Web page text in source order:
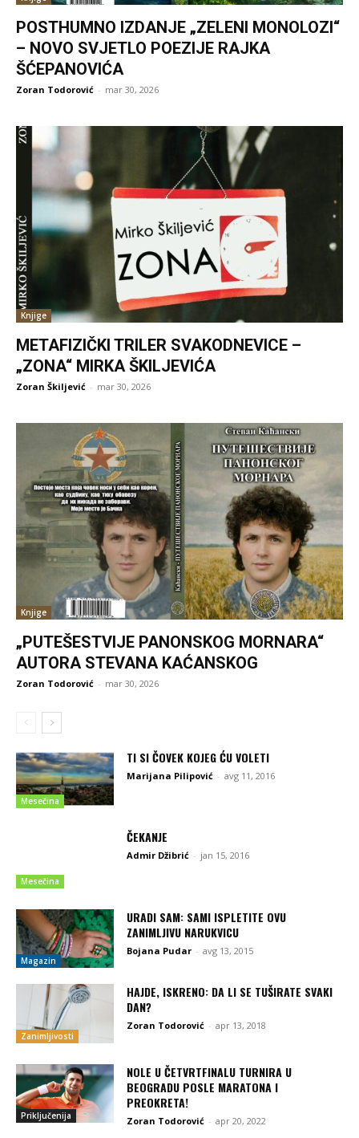
POSTHUMNO IZDANJE „ZELENI MONOLOZI“
– NOVO SVJETLO POEZIJE RAJKA
ŠĆEPANOVIĆA
Zoran Todorović - mar 30, 2026
Knjige
METAFIZIČKI TRILER SVAKODNEVICE –
„ZONA“ MIRKA ŠKILJEVIĆA
Zoran Škiljević - mar 30, 2026
Knjige
„PUTEŠESTVIJE PANONSKOG MORNARA“
AUTORA STEVANA KAĆANSKOG
Zoran Todorović - mar 30, 2026
Mesečina
TI SI ČOVEK KOJEG ĆU VOLETI
Marijana Pilipović - avg 11, 2016
Mesečina
ČEKANJE
Admir Džibrić - jan 15, 2016
Magazin
URADI SAM: SAMI ISPLETITE OVU
ZANIMLJIVU NARUKVICU
Bojana Pudar - avg 13, 2015
Zanimljivosti
HAJDE, ISKRENO: DA LI SE TUŠIRATE SVAKI
DAN?
Zoran Todorović - apr 13, 2018
Priključenija
NOLE U ČETVRTFINALU TURNIRA U
BEOGRADU POSLE MARATONA I
PREOKRETA!
Zoran Todorović - apr 20, 2022